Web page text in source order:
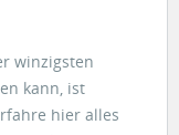
winzigsten
kann, ist
hier alles